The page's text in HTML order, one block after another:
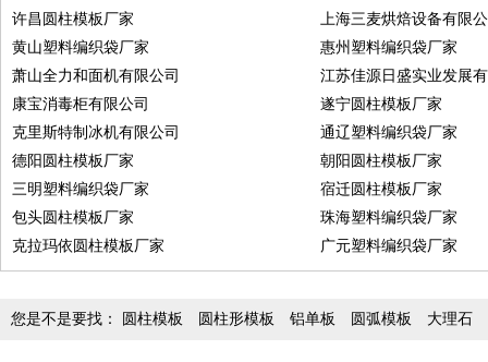
许昌圆柱模板厂家
上海三麦烘焙设备有限
黄山塑料编织袋厂家
惠州塑料编织袋厂家
萧山全力和面机有限公司
江苏佳源日盛实业发展
康宝消毒柜有限公司
遂宁圆柱模板厂家
克里斯特制冰机有限公司
通辽塑料编织袋厂家
德阳圆柱模板厂家
朝阳圆柱模板厂家
三明塑料编织袋厂家
宿迁圆柱模板厂家
包头圆柱模板厂家
珠海塑料编织袋厂家
克拉玛依圆柱模板厂家
广元塑料编织袋厂家
您是不是要找： 圆柱模板 圆柱形模板 铝单板 圆弧模板 大理石